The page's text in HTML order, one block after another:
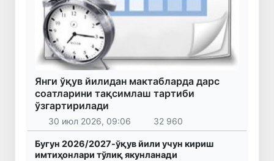
Янги ўқув йилидан мактабларда дарс
соатларини тақсимлаш тартиби
ўзгартирилади
30 июл 2026, 09:06 32 960
Бугун 2026/2027-ўқув йили учун кириш
имтиҳонлари тўлиқ якунланади